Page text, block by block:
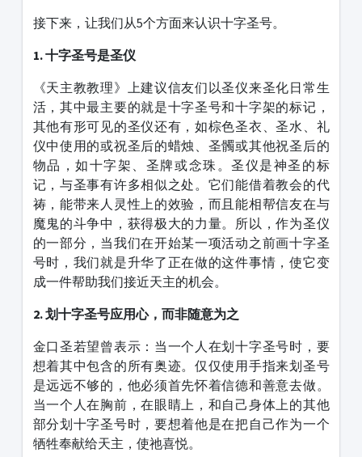
接下来，让我们从5个方面来认识十字圣号。
1.十字圣号是圣仪
《天主教教理》上建议信友们以圣仪来圣化日常生
活，其中最主要的就是十字圣号和十字架的标记，
其他有形可见的圣仪还有，如棕色圣衣、圣水、礼
仪中使用的或祝圣后的蜡烛、圣髑或其他祝圣后的
物品，如十字架、圣牌或念珠。圣仪是神圣的标
记，与圣事有许多相似之处。它们能借着教会的代
祷，能带来人灵性上的效验，而且能相帮信友在与
魔鬼的斗争中，获得极大的力量。所以，作为圣仪
的一部分，当我们在开始某一项活动之前画十字圣
号时，我们就是升华了正在做的这件事情，使它变
成一件帮助我们接近天主的机会。
2.划十字圣号应用心，而非随意为之
金口圣若望曾表示：当一个人在划十字圣号时，要
想着其中包含的所有奥迹。仅仅使用手指来划圣号
是远远不够的，他必须首先怀着信德和善意去做。
当一个人在胸前，在眼睛上，和自己身体上的其他
部分划十字圣号时，要想着他是在把自己作为一个
牺牲奉献给天主，使祂喜悦。